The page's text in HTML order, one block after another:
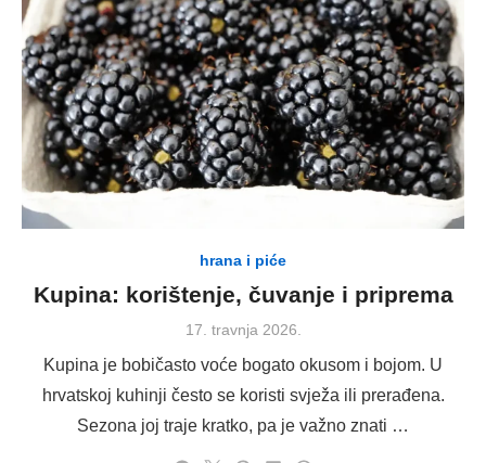
hrana i piće
Kupina: korištenje, čuvanje i priprema
Posted
17. travnja 2026.
Kupina je bobičasto voće bogato okusom i bojom. U
hrvatskoj kuhinji često se koristi svježa ili prerađena.
Sezona joj traje kratko, pa je važno znati …